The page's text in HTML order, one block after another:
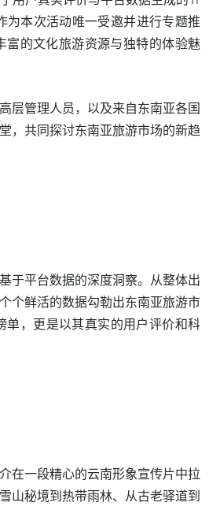
本次活动唯一受邀并进行专题推
的文化旅游资源与独特的体验魅
层管理人员，以及来自东南亚各国
，共同探讨东南亚旅游市场的新趋
于平台数据的深度洞察。从整体出
个鲜活的数据勾勒出东南亚旅游市
，更是以其真实的用户评价和科
在一段精心的云南形象宣传片中拉
山秘境到热带雨林、从古老驿道到